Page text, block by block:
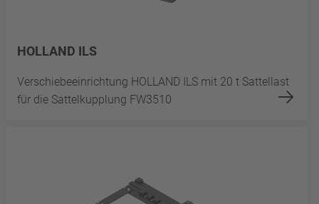
HOLLAND ILS
Verschiebeeinrichtung HOLLAND ILS mit 20 t Sattellast
für die Sattelkupplung FW3510